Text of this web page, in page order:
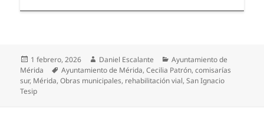
Publicado
el
1 febrero, 2026 Autor
Daniel Escalante Categorías
Ayuntamiento de
Mérida
Etiquetas
Ayuntamiento de Mérida,Cecilia Patrón,comisarías
sur, Mérida,Obras municipales, rehabilitación vial,San Ignacio
Tesip